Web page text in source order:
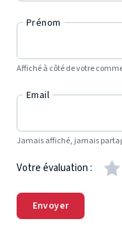
Prénom
Affiché à côté de votre
Email
Jamais affiché, jamais
Votre évaluation :
Envoyer